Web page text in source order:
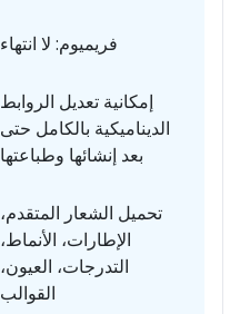
فريميوم: لا انتهاء
إمكانية تعديل الروابط
الديناميكية بالكامل حتى
بعد إنشائها وطباعتها
تحميل الشعار المتقدم،
الإطارات، الأنماط،
التدرجات، العيون،
القوالب